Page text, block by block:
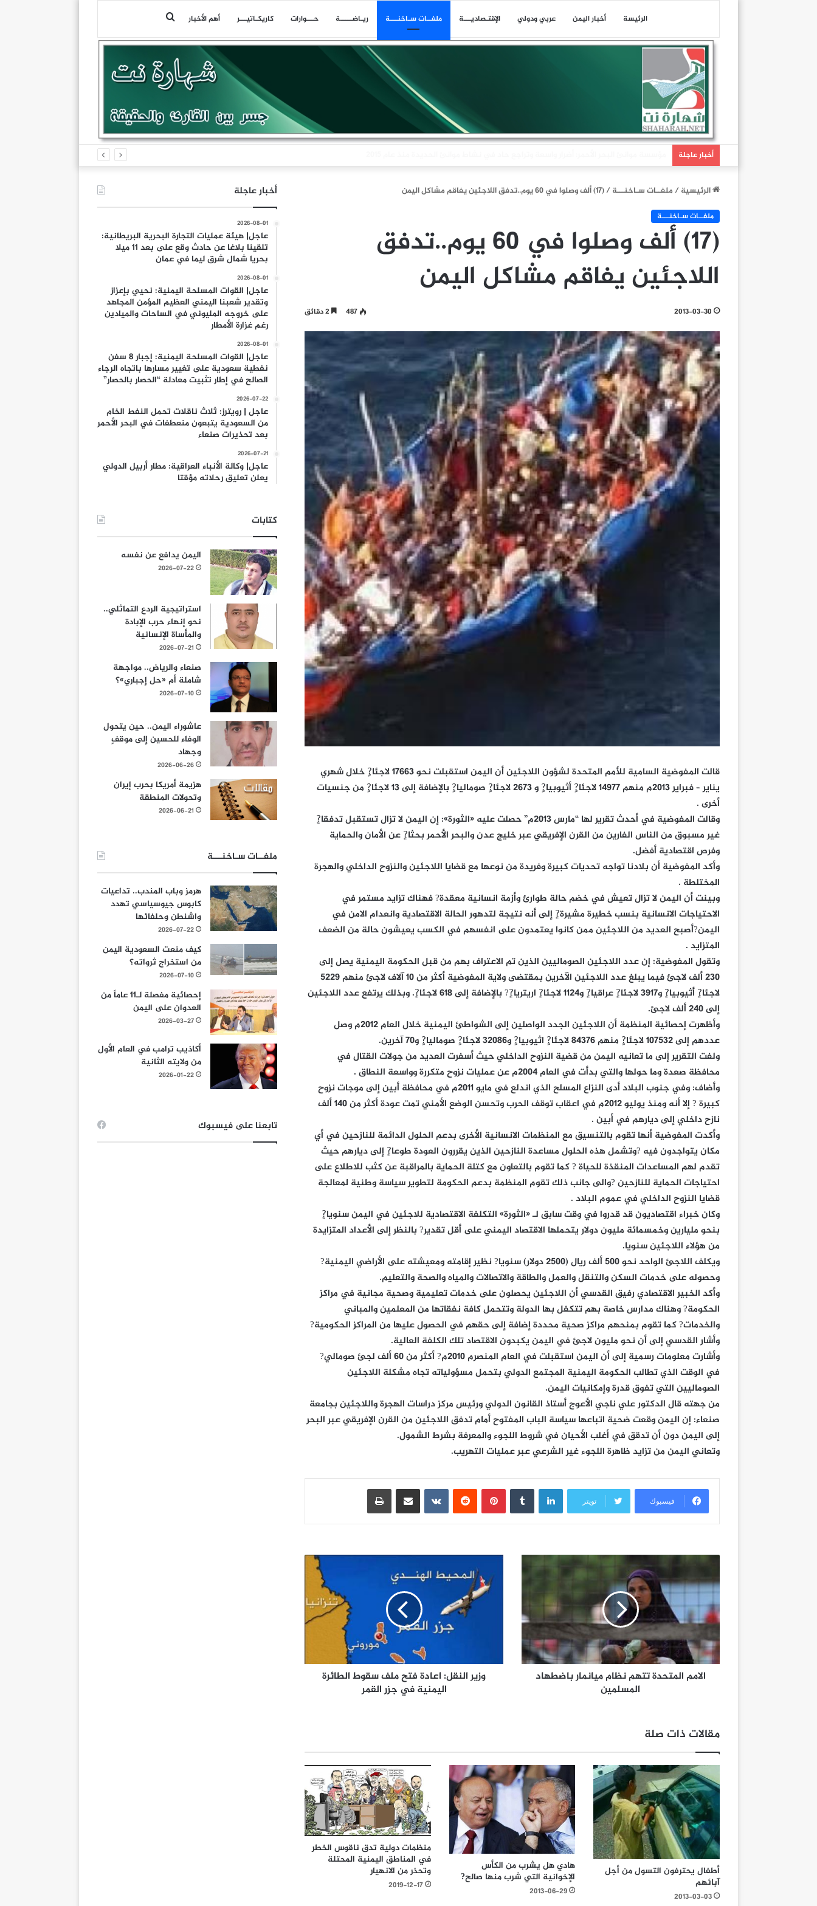
الرئيسة أخبار اليمن عربي ودولي اﻹقتـصاديـــة ملفــات سـاخنـــة ريـاضـــــة حـــوارات كاريكـاتيـــر أهم الأخبار بحث
أخبار عاجلة
الرئيسية/ملفــات سـاخنـــة/(17) ألف وصلوا في 60 يوم..تدفق اللاجئين يفاقم مشاكل اليمن
ملفــات سـاخنـــة
(17) ألف وصلوا في 60 يوم..تدفق
اللاجئين يفاقم مشاكل اليمن
2013-03-30
487 2 دقائق
قالت المفوضية السامية للأمم المتحدة لشؤون اللاجئين أن اليمن استقبلت نحو 17663 لاجئا?ٍ خلال شهري
يناير – فبراير 2013م منهم 14977 لاجئا?ٍ أثيوبيا?ٍ و 2673 لاجئا?ٍ صوماليا?ٍ بالإضافة إلى 13 لاجئا?ٍ من جنسيات
أخرى .
وقالت المفوضية في أحدث تقرير لها “مارس 2013م” حصلت عليه «الثورة»: إن اليمن لا تزال تستقبل تدفقا?ٍ
غير مسبوق من الناس الفارين من القرن الإفريقي عبر خليج عدن والبحر الأحمر بحثا?ٍ عن الأمان والحماية
وفرص اقتصادية أفضل.
وأكد المفوضية أن بلادنا تواجه تحديات كبيرة وفريدة من نوعها مع قضايا اللاجئين والنزوح الداخلي والهجرة
المختلطة .
وبينت أن اليمن لا تزال تعيش في خضم حالة طوارئ وأزمة انسانية معقدة? فهناك تزايد مستمر في
الاحتياجات الانسانية بنسب خطيرة مشيرة?ٍ إلى أنه نتيجة لتدهور الحالة الاقتصادية وانعدام الامن في
اليمن?أصبح العديد من اللاجئين ممن كانوا يعتمدون على انفسهم في الكسب يعيشون حالة من الضعف
المتزايد .
وتقول المفوضية: إن عدد اللاجئين الصوماليين الذين تم الاعتراف بهم من قبل الحكومة اليمنية يصل إلى
230 ألف لاجئ فيما يبلغ عدد اللاجئين الآخرين بمقتضى ولاية المفوضية أكثر من 10 آلاف لاجئ منهم 5229
لاجئا?ٍ أثيوبيا?ٍ و3917 لاجئا?ٍ عراقيا?ٍ و1124 لاجئا?ٍ اريتريا?ٍ? بالإضافة إلى 618 لاجئا?ٍ. وبذلك يرتفع عدد اللاجئين
إلى 240 ألف لاجئ.
وأظهرت إحصائية المنظمة أن اللاجئين الجدد الواصلين إلى الشواطئ اليمنية خلال العام 2012م وصل
عددهم إلى 107532 لاجئا?ٍ منهم 84376 لاجئا?ٍ اثيوبيا?ٍ و32086 لاجئا?ٍ صوماليا?ٍ و70 آخرين.
ولفت التقرير إلى ما تعانيه اليمن من قضية النزوح الداخلي حيث أسفرت العديد من جولات القتال في
محافظة صعدة وما حولها والتي بدأت في العام 2004م عن عمليات نزوح متكررة وواسعة النطاق .
وأضاف: وفي جنوب البلاد أدى النزاع المسلح الذي اندلع في مايو 2011م في محافظة أبين إلى موجات نزوح
كبيرة ? إلا أنه ومنذ يوليو 2012م في اعقاب توقف الحرب وتحسن الوضع الأمني تمت عودة أكثر من 140 ألف
نازح داخلي إلى ديارهم في أبين .
وأكدت المفوضية أنها تقوم بالتنسيق مع المنظمات الانسانية الأخرى بدعم الحلول الدائمة للنازحين في أي
مكان يتواجدون فيه ?وتشمل هذه الحلول مساعدة النازحين الذين يقررون العودة طوعا?ٍ إلى ديارهم حيث
تقدم لهم المساعدات المنقذة للحياة ? كما تقوم بالتعاون مع كتلة الحماية بالمراقبة عن كثب للاطلاع على
احتياجات الحماية للنازحين ?والى جانب ذلك تقوم المنظمة بدعم الحكومة لتطوير سياسة وطنية لمعالجة
قضايا النزوح الداخلي في عموم البلاد .
وكان خبراء اقتصاديون قد قدروا في وقت سابق لـ «الثورة» التكلفة الاقتصادية للاجئين في اليمن سنويا?ٍ
بنحو مليارين وخمسمائة مليون دولار يتحملها الاقتصاد اليمني على أقل تقدير? بالنظر إلى الأعداد المتزايدة
من هؤلاء اللاجئين سنويا.
ويكلف اللاجئ الواحد نحو 500 ألف ريال (2500 دولار) سنويا? نظير إقامته ومعيشته على الأراضي اليمنية?
وحصوله على خدمات السكن والتنقل والعمل والطاقة والاتصالات والمياه والصحة والتعليم.
وأكد الخبير الاقتصادي رفيق القدسي أن اللاجئين يحصلون على خدمات تعليمية وصحية مجانية في مراكز
الحكومة? وهناك مدارس خاصة بهم تتكفل بها الدولة وتتحمل كافة نفقاتها من المعلمين والمباني
والخدمات? كما تقوم بمنحهم مراكز صحية محددة إضافة إلى حقهم في الحصول عليها من المراكز الحكومية?
وأشار القدسي إلى أن نحو مليون لاجئ في اليمن يكبدون الاقتصاد تلك الكلفة العالية.
وأشارت معلومات رسمية إلى أن اليمن استقبلت في العام المنصرم 2010م? أكثر من 60 ألف لجئ صومالي?
في الوقت الذي تطالب الحكومة اليمنية المجتمع الدولي بتحمل مسؤولياته تجاه مشكلة اللاجئين
الصوماليين التي تفوق قدرة وإمكانيات اليمن.
من جهته قال الدكتور علي ناجي الأعوج أستاذ القانون الدولي ورئيس مركز دراسات الهجرة واللاجئين بجامعة
صنعاء: إن اليمن وقعت ضحية اتباعها سياسة الباب المفتوح أمام تدفق اللاجئين من القرن الإفريقي عبر البحر
إلى اليمن دون أن تدقق في أغلب الأحيان في شروط اللجوء والمعرفة بشرط الشمول.
وتعاني اليمن من تزايد ظاهرة اللجوء غير الشرعي عبر عمليات التهريب.
فيسبوك تويتر
لينكدإن بينتيريست مشاركة عبر البريد طباعة
الامم المتحدة تتهم نظام ميانمار باضطهاد
المسلمين
وزير النقل: اعادة فتح ملف سقوط الطائرة
اليمنية في جزر القمر
مقالات ذات صلة
أطفال يحترفون التسول من أجل
آبائهم
2013-03-03
هادي هل يشرب من الكأس
الإخوانية التي شرب منها صالح?
2013-06-29
منظمات دولية تدق ناقوس الخطر
في المناطق اليمنية المحتلة
وتحذر من الانهيار
2019-12-17
أخبار عاجلة
2026-08-01
عاجل| هيئة عمليات التجارة البحرية البريطانية:
تلقينا بلاغا عن حادث وقع على بعد 11 ميلا
بحريا شمال شرق ليما في عمان
2026-08-01
عاجل| القوات المسلحة اليمنية: نحيي بإعزاز
وتقدير شعبنا اليمني العظيم المؤمن المجاهد
على خروجه المليوني في الساحات والميادين
رغم غزارة الأمطار
2026-08-01
عاجل| القوات المسلحة اليمنية: إجبار 8 سفن
نفطية سعودية على تغيير مسارها باتجاه الرجاء
الصالح في إطار تثبيت معادلة “الحصار بالحصار”
2026-07-22
عاجل | رويترز: ثلاث ناقلات تحمل النفط الخام
من السعودية يتبعون منعطفات في البحر الأحمر
بعد تحذيرات صنعاء
2026-07-21
عاجل| وكالة الأنباء العراقية: مطار أربيل الدولي
يعلن تعليق رحلاته مؤقتا
كتابات
اليمن يدافع عن نفسه
2026-07-22
استراتيجية الردع التماثلي..
نحو إنهاء حرب الإبادة
والمأساة الإنسانية
2026-07-21
صنعاء والرياض.. مواجهة
شاملة أم «حل إجباري»؟
2026-07-10
عاشوراء اليمن.. حين يتحول
الوفاء للحسين إلى موقفٍ
وجهاد
2026-06-26
هزيمة أمريكا بحرب إيران
وتحولات المنطقة
2026-06-21
ملفــات سـاخنـــة
هرمز وباب المندب.. تداعيات
كابوس جيوسياسي تهدد
واشنطن وحلفائها
2026-07-22
كيف منعت السعودية اليمن
من استخراج ثرواته؟
2026-07-10
إحصائية مفصلة لـ11 عاماً من
العدوان على اليمن
2026-03-27
أكاذيب ترامب في العام الأول
من ولايته الثانية
2026-01-22
تابعنا على فيسبوك